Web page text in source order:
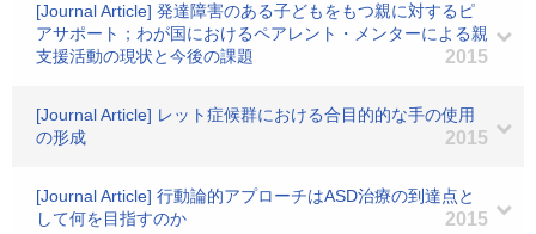
[Journal Article] 発達障害のある子どもをもつ親に対するピ
アサポート；わが国におけるペアレント・メンターによる親
支援活動の現状と今後の課題
2015
[Journal Article] レット症候群における合目的的な手の使用
の形成
2015
[Journal Article] 行動論的アプローチはASD治療の到達点と
して何を目指すのか
2015